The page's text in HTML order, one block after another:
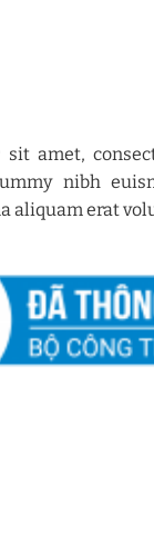
amet,
nibh
aliquam erat